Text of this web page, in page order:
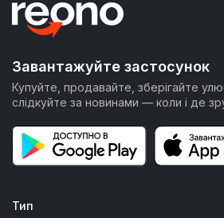
Завантажуйте застосунок
Купуйте, продавайте, зберігайте
слідкуйте за новинами — коли і де
Тип